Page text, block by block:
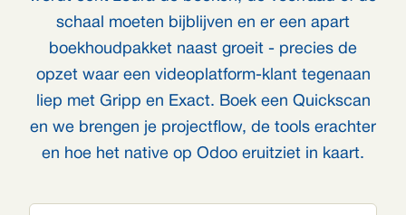
schaal moeten bijblijven en er een apart
boekhoudpakket naast groeit - precies de
opzet waar een videoplatform-klant tegenaan
liep met Gripp en Exact. Boek een Quickscan
en we brengen je projectflow, de tools erachter
en hoe het native op Odoo eruitziet in kaart.